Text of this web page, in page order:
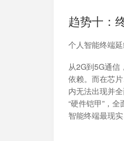
趋势十：
个人智能终端
从2G到5G通信
依赖。而在芯
内无法出现并
“硬件铠甲”，
智能终端最现